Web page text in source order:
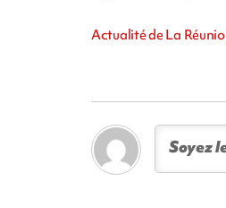
Actualité de La